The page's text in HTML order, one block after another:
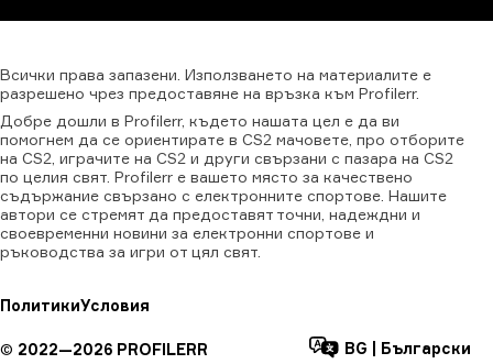
Всички права запазени. Използването на материалите е
разрешено чрез предоставяне на връзка към Profilerr.
Добре дошли в Profilerr, където нашата цел е да ви
помогнем да се ориентирате в CS2 мачовете, про отборите
на CS2, играчите на CS2 и други свързани с пазара на CS2
по целия свят. Profilerr е вашето място за качествено
съдържание свързано с електронните спортове. Нашите
автори се стремят да предоставят точни, надеждни и
своевременни новини за електронни спортове и
ръководства за игри от цял свят.
ПолитикиУсловия
© 2022—2026 PROFILERR BG Български